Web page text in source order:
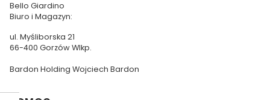
Bello Giardino
Biuro i Magazyn:
ul. Myśliborska 21
66-400 Gorzów Wlkp.
Bardon Holding Wojciech Bardon